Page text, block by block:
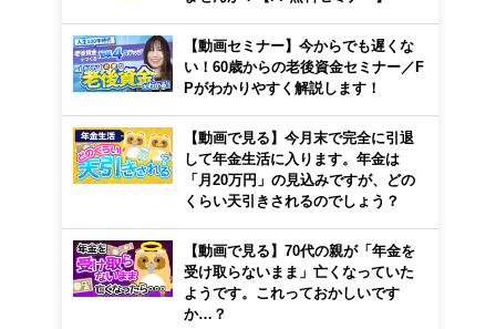
【動画セミナー】今からでも遅くな
い！60歳からの老後資金セミナー／F
Pがわかりやすく解説します！
【動画で見る】今月末で完全に引退
して年金生活に入ります。年金は
「月20万円」の見込みですが、どの
くらい天引きされるのでしょう？
【動画で見る】70代の親が「年金を
受け取らないまま」亡くなっていた
ようです。これっておかしいです
か…？